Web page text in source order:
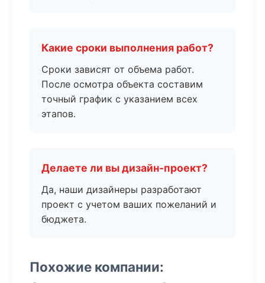
Какие сроки выполнения работ?
Сроки зависят от объема работ.
После осмотра объекта составим
точный график с указанием всех
этапов.
Делаете ли вы дизайн-проект?
Да, наши дизайнеры разработают
проект с учетом ваших пожеланий и
бюджета.
Похожие компании: